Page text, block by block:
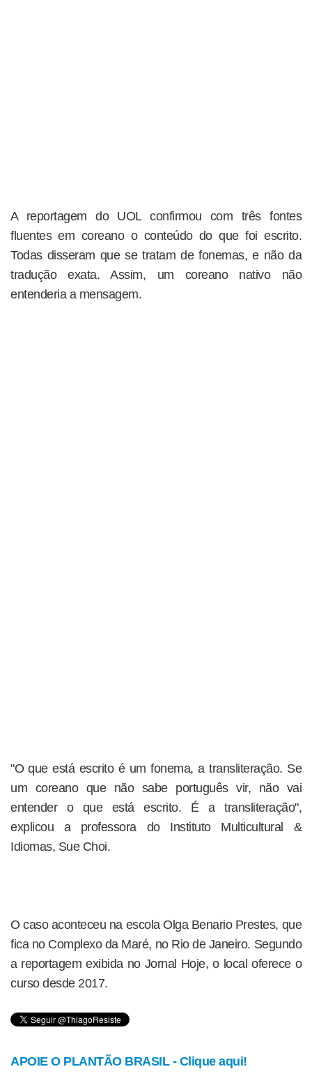
A reportagem do UOL confirmou com três fontes
fluentes em coreano o conteúdo do que foi escrito.
Todas disseram que se tratam de fonemas, e não da
tradução exata. Assim, um coreano nativo não
entenderia a mensagem.
"O que está escrito é um fonema, a transliteração. Se
um coreano que não sabe português vir, não vai
entender o que está escrito. É a transliteração",
explicou a professora do Instituto Multicultural &
Idiomas, Sue Choi.
O caso aconteceu na escola Olga Benario Prestes, que
fica no Complexo da Maré, no Rio de Janeiro. Segundo
a reportagem exibida no Jornal Hoje, o local oferece o
curso desde 2017.
APOIE O PLANTÃO BRASIL - Clique aqui!